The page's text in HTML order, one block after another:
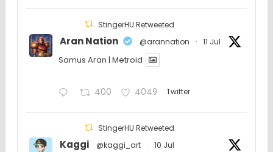
StingerHU Retweeted
Aran Nation @arannation · 11 Jul
Samus Aran | Metroid
400 4049 Twitter
StingerHU Retweeted
Kaggi @kaggi_art · 10 Jul